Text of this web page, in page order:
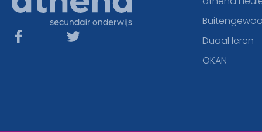
Duaal leren
OKAN